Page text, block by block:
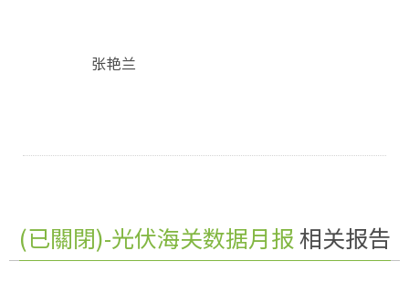
张艳兰
(已關閉)-光伏海关数据月报相关报告